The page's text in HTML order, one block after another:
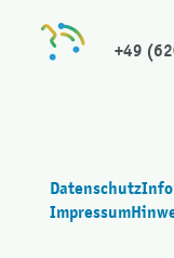
+49
Datenschutz
Impressum